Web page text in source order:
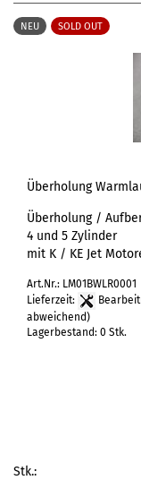
NEU SOLD OUT
Überholung
Überholung /
4 und 5 Zylinder
mit K / KE Jet
Art.Nr.: LM01BWLR0001
Lieferzeit:
abweichend)
Lagerbestand: 0 Stk.
Stk.: